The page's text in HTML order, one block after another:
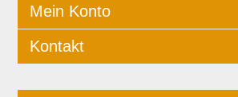
Mein Konto
Kontakt